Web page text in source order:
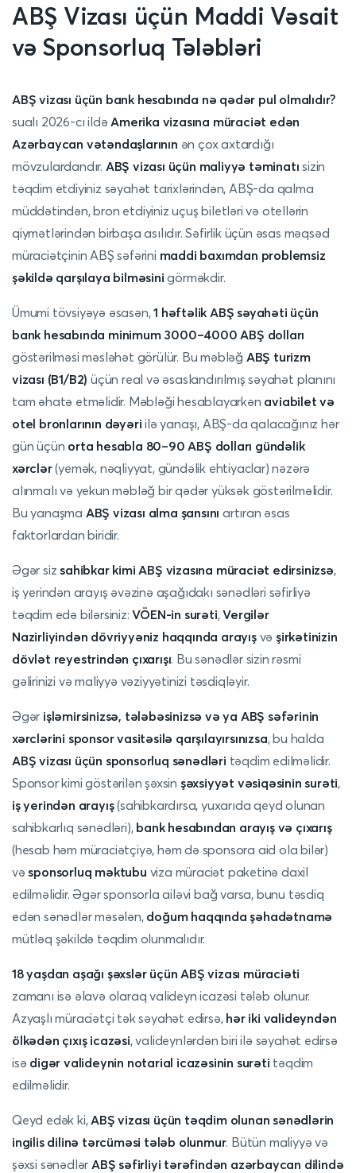
ABŞ Vizası üçün Maddi Vəsait
və Sponsorluq Tələbləri
ABŞ vizası üçün bank hesabında nə qədər pul olmalıdır?
sualı 2026-cı ildə Amerika vizasına müraciət edən
Azərbaycan vətəndaşlarının ən çox axtardığı
mövzulardandır. ABŞ vizası üçün maliyyə təminatı sizin
təqdim etdiyiniz səyahət tarixlərindən, ABŞ-da qalma
müddətindən, bron etdiyiniz uçuş biletləri və otellərin
qiymətlərindən birbaşa asılıdır. Səfirlik üçün əsas məqsəd
müraciətçinin ABŞ səfərini maddi baxımdan problemsiz
şəkildə qarşılaya bilməsini görməkdir.
Ümumi tövsiyəyə əsasən,1 həftəlik ABŞ səyahəti üçün
bank hesabında minimum 3000–4000 ABŞ dolları
göstərilməsi məsləhət görülür. Bu məbləğ ABŞ turizm
vizası (B1/B2) üçün real və əsaslandırılmış səyahət planını
tam əhatə etməlidir. Məbləği hesablayarkən aviabilet və
otel bronlarının dəyəri ilə yanaşı, ABŞ-da qalacağınız hər
gün üçün orta hesabla 80–90 ABŞ dolları gündəlik
xərclər(yemək, nəqliyyat, gündəlik ehtiyaclar) nəzərə
alınmalı və yekun məbləğ bir qədər yüksək göstərilməlidir.
Bu yanaşma ABŞ vizası alma şansını artıran əsas
faktorlardan biridir.
Əgər sizsahibkar kimi ABŞ vizasına müraciət edirsinizsə,
iş yerindən arayış əvəzinə aşağıdakı sənədləri səfirliyə
təqdim edə bilərsiniz:VÖEN-in surəti,Vergilər
Nazirliyindən dövriyyəniz haqqında arayışvəşirkətinizin
dövlət reyestrindən çıxarışı. Bu sənədlər sizin rəsmi
gəlirinizi və maliyyə vəziyyətinizi təsdiqləyir.
Əgər işləmirsinizsə, tələbəsinizsə və ya ABŞ səfərinin
xərclərini sponsor vasitəsilə qarşılayırsınızsa, bu halda
ABŞ vizası üçün sponsorluq sənədləri təqdim edilməlidir.
Sponsor kimi göstərilən şəxsin şəxsiyyət vəsiqəsinin surəti,
iş yerindən arayış(sahibkardırsa, yuxarıda qeyd olunan
sahibkarlıq sənədləri), bank hesabından arayış və çıxarış
(hesab həm müraciətçiyə, həm də sponsora aid ola bilər)
vəsponsorluq məktubu viza müraciət paketinə daxil
edilməlidir. Əgər sponsorla ailəvi bağ varsa, bunu təsdiq
edən sənədlər məsələn, doğum haqqında şəhadətnamə
mütləq şəkildə təqdim olunmalıdır.
18 yaşdan aşağı şəxslər üçün ABŞ vizası müraciəti
zamanı isə əlavə olaraq valideyn icazəsi tələb olunur.
Azyaşlı müraciətçi tək səyahət edirsə, hər iki valideyndən
ölkədən çıxış icazəsi, valideynlərdən biri ilə səyahət edirsə
isə digər valideynin notarial icazəsinin surəti təqdim
edilməlidir.
Qeyd edək ki, ABŞ vizası üçün təqdim olunan sənədlərin
ingilis dilinə tərcüməsi tələb olunmur. Bütün maliyyə və
şəxsi sənədlər ABŞ səfirliyi tərəfindən azərbaycan dilində